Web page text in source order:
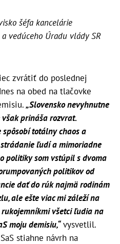
šéfa kancelárie
vedúceho Úradu vlády SR
zvrátiť do poslednej
na obed na tlačovke
„Slovensko nevyhnutne
prináša rozvrat.
totálny chaos a
ľudí a mimoriadne
politiky som vstúpil s dvoma
politikov od
dať do rúk najmä rodinám
ale ešte viac mi záleží na
všetci ľudia na
moju demisiu,“vysvetlil.
stiahne návrh na